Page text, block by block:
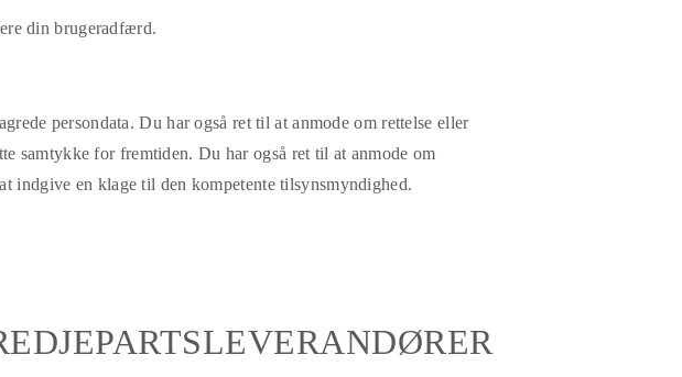
din brugeradfærd.
persondata. Du har også ret til at anmode om rettelse eller
samtykke for fremtiden. Du har også ret til at anmode om
indgive en klage til den kompetente tilsynsmyndighed.